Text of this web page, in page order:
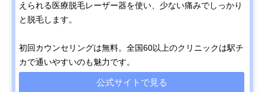
えられる医療脱毛レーザー器を使い、少ない痛みでしっかり
と脱毛します。
初回カウンセリングは無料。全国60以上のクリニックは駅チ
カで通いやすいのも魅力です。
公式サイトで見る